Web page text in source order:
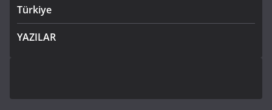
Türkiye
YAZILAR